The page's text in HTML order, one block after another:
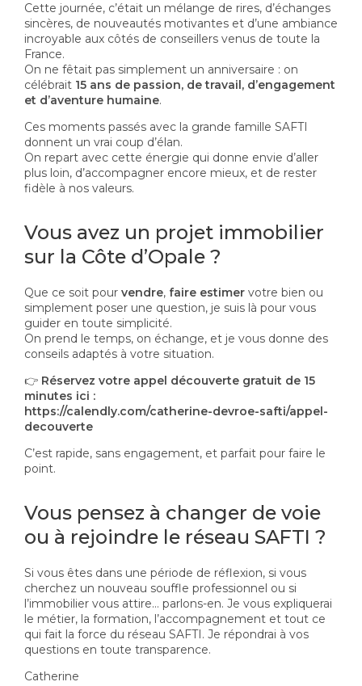
Cette journée, c’était un mélange de rires, d’échanges
sincères, de nouveautés motivantes et d’une ambiance
incroyable aux côtés de conseillers venus de toute la
France.
On ne fêtait pas simplement un anniversaire : on
célébrait 15 ans de passion, de travail, d’engagement
et d’aventure humaine.
Ces moments passés avec la grande famille SAFTI
donnent un vrai coup d’élan.
On repart avec cette énergie qui donne envie d’aller
plus loin, d’accompagner encore mieux, et de rester
fidèle à nos valeurs.
Vous avez un projet immobilier
sur la Côte d’Opale ?
Que ce soit pour vendre, faire estimer votre bien ou
simplement poser une question, je suis là pour vous
guider en toute simplicité.
On prend le temps, on échange, et je vous donne des
conseils adaptés à votre situation.
👉 Réservez votre appel découverte gratuit de 15
minutes ici :
https://calendly.com/catherine-devroe-safti/appel-
decouverte
C’est rapide, sans engagement, et parfait pour faire le
point.
Vous pensez à changer de voie
ou à rejoindre le réseau SAFTI ?
Si vous êtes dans une période de réflexion, si vous
cherchez un nouveau souffle professionnel ou si
l’immobilier vous attire… parlons-en. Je vous expliquerai
le métier, la formation, l’accompagnement et tout ce
qui fait la force du réseau SAFTI. Je répondrai à vos
questions en toute transparence.
Catherine